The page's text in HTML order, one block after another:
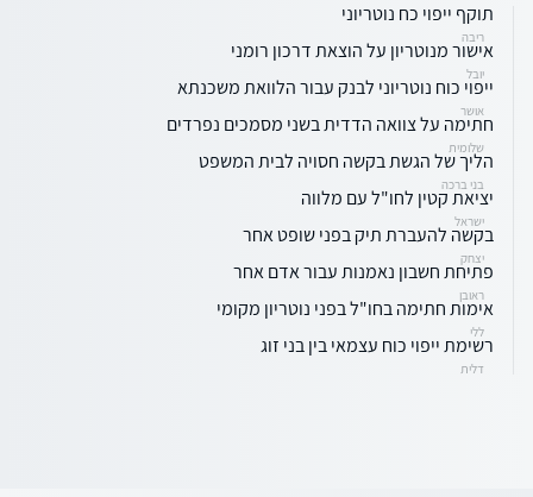
תוקף ייפוי כח נוטריוני
ריבה
אישור מנוטריון על הוצאת דרכון רומני
יובל
ייפוי כוח נוטריוני לבנק עבור הלוואת משכנתא
אושר
חתימה על צוואה הדדית בשני מסמכים נפרדים
שלומית
הליך של הגשת בקשה חסויה לבית המשפט
בני ברכה
יציאת קטין לחו"ל עם מלווה
ישראל
בקשה להעברת תיק בפני שופט אחר
יצחק
פתיחת חשבון נאמנות עבור אדם אחר
ראובן
אימות חתימה בחו"ל בפני נוטריון מקומי
ללי
רשימת ייפוי כוח עצמאי בין בני זוג
דלית